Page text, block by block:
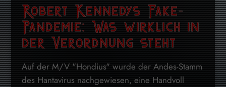
Robert Kennedys Fake-
Pandemie: Was wirklich in
der Verordnung steht
Auf der M/V "Hondius" wurde der Andes-Stamm
des Hantavirus nachgewiesen, eine Handvoll